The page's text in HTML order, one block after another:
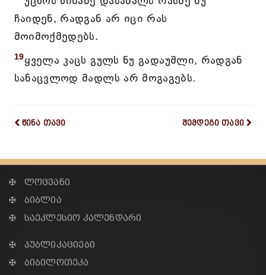
ჩაიდენ, რადგან არ იცი რას
მოიმოქმედებს.
19ყველა კაცს გულს ნუ გადაუშლი, რადგან
სანაცვლოდ მადლს არ მოგაგებს.
წინა თავი შემდეგი თავი
✠ ლოცვანი
✠ ბიბლია
✠ საეკლესიო კალენდარი
✠ პუბლიკაციები
✠ ბიბილოთეკა